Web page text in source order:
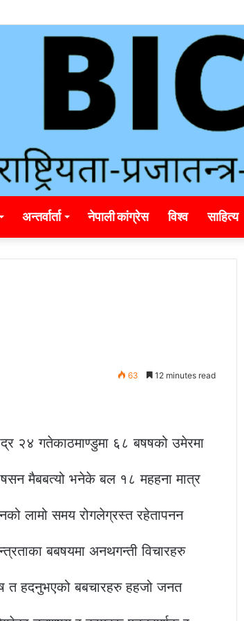
अन्तर्वार्ता नेपाली कांग्रेस विश्व साहित्य
63 12 minutes read
२४ गतेकाठमाण्डुमा ६८ बषषको उमेरमा
मैबबत्यो भनेके बल १८ महहना मात्र
लामो समय रोगलेग्रस्त रहेतापनन
बबषयमा अनथगन्ती विचारहरु
त हदनुभएको बबचारहरु हहजो जनत